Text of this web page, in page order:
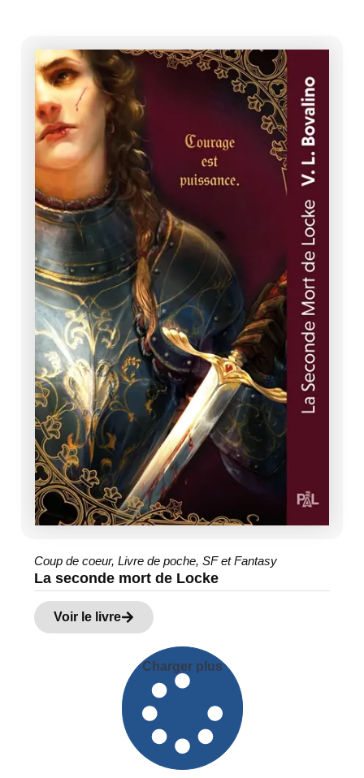
Coup de coeur, Livre de poche, SF et Fantasy
La seconde mort de Locke
Voir le livre
Charger plus